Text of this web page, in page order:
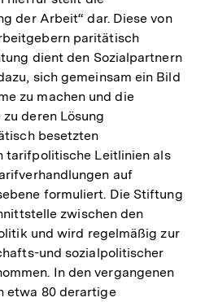
der Arbeit“ dar. Diese von
paritätisch
dient den Sozialpartnern
sich gemeinsam ein Bild
zu machen und die
deren Lösung
besetzten
tarifpolitische Leitlinien als
auf
formuliert. Die Stiftung
zwischen den
und wird regelmäßig zur
und sozialpolitischer
In den vergangenen
etwa 80 derartige